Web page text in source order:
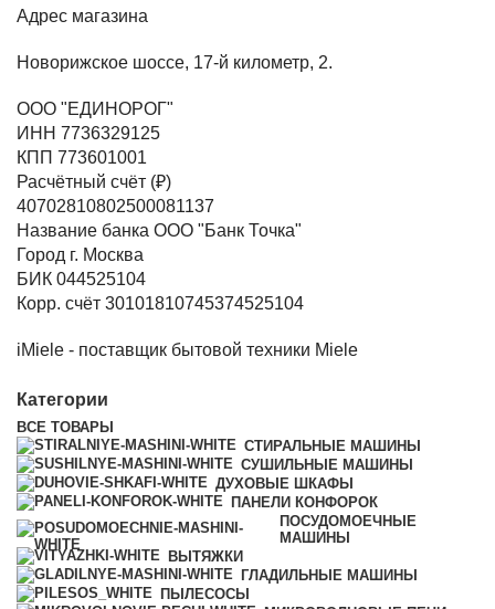
Адрес магазина
Новорижское шоссе, 17-й километр, 2.
ООО "ЕДИНОРОГ"
ИНН 7736329125
КПП 773601001
Расчётный счёт (₽)
40702810802500081137
Название банка ООО "Банк Точка"
Город г. Москва
БИК 044525104
Корр. счёт 30101810745374525104
iMiele - поставщик бытовой техники Miele
Категории
ВСЕ ТОВАРЫ
СТИРАЛЬНЫЕ МАШИНЫ
СУШИЛЬНЫЕ МАШИНЫ
ДУХОВЫЕ ШКАФЫ
ПАНЕЛИ КОНФОРОК
ПОСУДОМОЕЧНЫЕ
МАШИНЫ
ВЫТЯЖКИ
ГЛАДИЛЬНЫЕ МАШИНЫ
ПЫЛЕСОСЫ